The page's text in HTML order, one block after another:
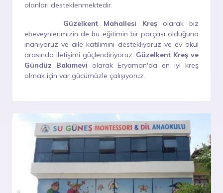
alanları desteklenmektedir.
Güzelkent Mahallesi Kreşolarak biz
ebeveynlerimizin de bu eğitimin bir parçası olduğuna
inanıyoruz ve aile katılımını destekliyoruz ve ev okul
arasında iletişimi güçlendiriyoruz. Güzelkent Kreş ve
Gündüz Bakımevi olarak Eryaman'da en iyi kreş
olmak için var gücümüzle çalışıyoruz.